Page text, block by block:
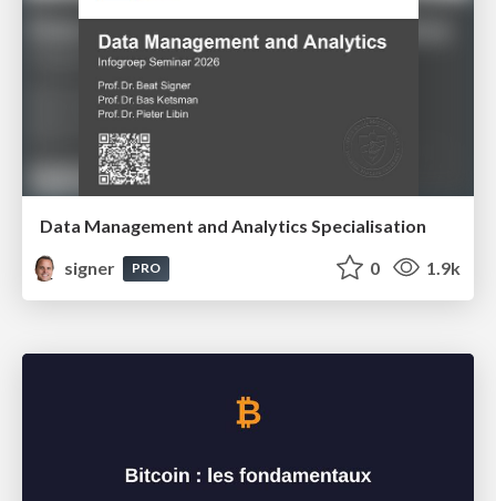
Data Management and Analytics Specialisation
signer
PRO 0 1.9k